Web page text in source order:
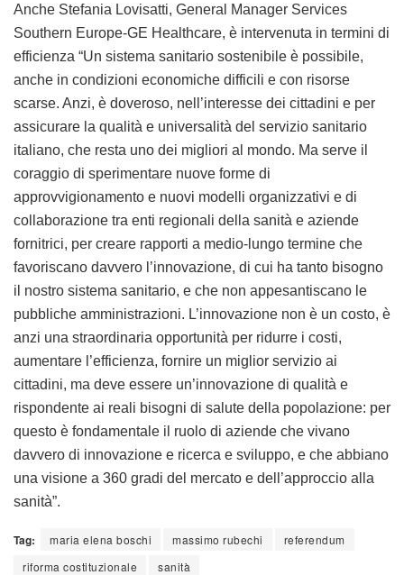
Anche Stefania Lovisatti, General Manager Services
Southern Europe-GE Healthcare, è intervenuta in termini di
efficienza “Un sistema sanitario sostenibile è possibile,
anche in condizioni economiche difficili e con risorse
scarse. Anzi, è doveroso, nell’interesse dei cittadini e per
assicurare la qualità e universalità del servizio sanitario
italiano, che resta uno dei migliori al mondo. Ma serve il
coraggio di sperimentare nuove forme di
approvvigionamento e nuovi modelli organizzativi e di
collaborazione tra enti regionali della sanità e aziende
fornitrici, per creare rapporti a medio-lungo termine che
favoriscano davvero l’innovazione, di cui ha tanto bisogno
il nostro sistema sanitario, e che non appesantiscano le
pubbliche amministrazioni. L’innovazione non è un costo, è
anzi una straordinaria opportunità per ridurre i costi,
aumentare l’efficienza, fornire un miglior servizio ai
cittadini, ma deve essere un’innovazione di qualità e
rispondente ai reali bisogni di salute della popolazione: per
questo è fondamentale il ruolo di aziende che vivano
davvero di innovazione e ricerca e sviluppo, e che abbiano
una visione a 360 gradi del mercato e dell’approccio alla
sanità”.
Tag: maria elena boschi massimo rubechi
referendum
riforma costituzionale
sanità